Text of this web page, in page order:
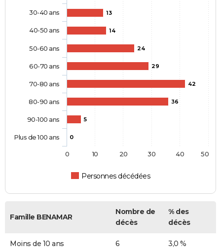
13
14
24
29
42
36
5
0
Personnes décédées
30-40 ans
40-50 ans
50-60 ans
60-70 ans
70-80 ans
80-90 ans
90-100 ans
Plus de 100 ans
0 10 20 30 40 50
Famille BENAMAR
Nombre de
décès
% des
décès
Moins de 10 ans 6 3,0 %